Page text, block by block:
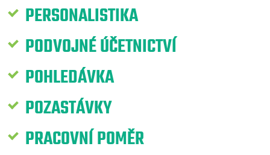
PERSONALISTIKA
PODVOJNÉ ÚČETNICTVÍ
POHLEDÁVKA
POZASTÁVKY
PRACOVNÍ POMĚR